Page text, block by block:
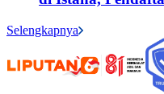
Selengkapnya